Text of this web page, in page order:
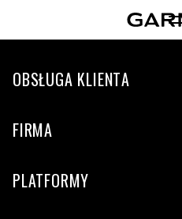
OBSŁUGA KLIENTA
FIRMA
PLATFORMY